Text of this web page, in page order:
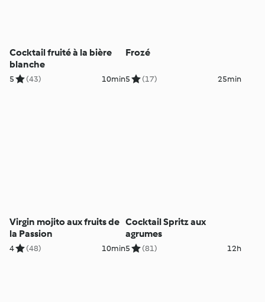
Cocktail fruité à la bière
blanche
5 (43) 10min
Frozé
5 (17) 25min
Virgin mojito aux fruits de
la Passion
4 (48) 10min
Cocktail Spritz aux
agrumes
5 (81) 12h